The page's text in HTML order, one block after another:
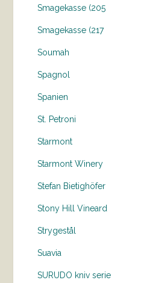
Smagekasse (205
Smagekasse (217
Soumah
Spagnol
Spanien
St. Petroni
Starmont
Starmont Winery
Stefan Bietighöfer
Stony Hill Vineard
Strygestål
Suavia
SURUDO kniv serie